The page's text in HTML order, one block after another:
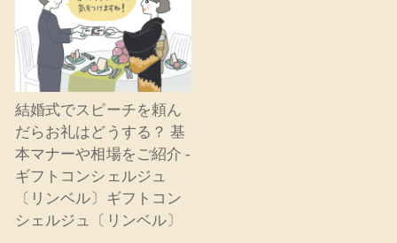
結婚式でスピーチを頼ん
だらお礼はどうする？ 基
本マナーや相場をご紹介 -
ギフトコンシェルジュ
〔リンベル〕ギフトコン
シェルジュ〔リンベル〕